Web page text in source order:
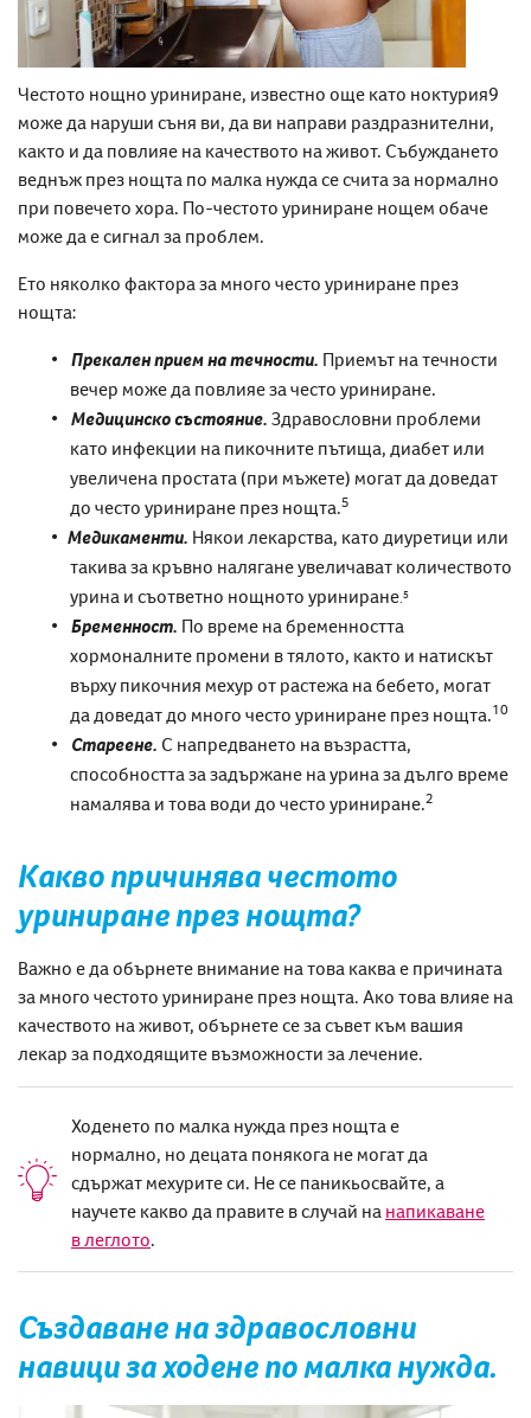
Честото нощно уриниране, известно още като ноктурия9
може да наруши съня ви, да ви направи раздразнителни,
както и да повлияе на качеството на живот. Събуждането
веднъж през нощта по малка нужда се счита за нормално
при повечето хора. По-честото уриниране нощем обаче
може да е сигнал за проблем.
Ето няколко фактора замного често уриниране през
нощта:
Прекален прием на течности. Приемът на течности
вечер може да повлияе зачесто уриниране.
Медицинско състояние. Здравословни проблеми
като инфекции на пикочните пътища, диабет или
увеличена простата (при мъжете) могат да доведат
до често уриниране през нощта.5
Медикаменти. Някои лекарства, като диуретици или
такива за кръвно налягане увеличават количеството
урина и съответно нощното уриниране.5
Бременност. По време на бременността
хормоналните промени в тялото, както и натискът
върху пикочния мехур от растежа на бебето, могат
да доведат до много често уриниране през нощта.10
Стареене. С напредването на възрастта,
способността за задържане на урина за дълго време
намалява и това води до често уриниране.2
Какво причинява честото
уриниране през нощта?
Важно е да обърнете внимание на това каква е причината
замного честото уриниране през нощта. Ако това влияе на
качеството на живот, обърнете се за съвет към вашия
лекар за подходящите възможности за лечение.
Ходенето по малка нужда през нощта е
нормално, но децата понякога не могат да
сдържат мехурите си. Не се паникьосвайте, а
научете какво да правите в случай на напикаване
в леглото.
Създаване на здравословни
навици за ходене по малка нужда.